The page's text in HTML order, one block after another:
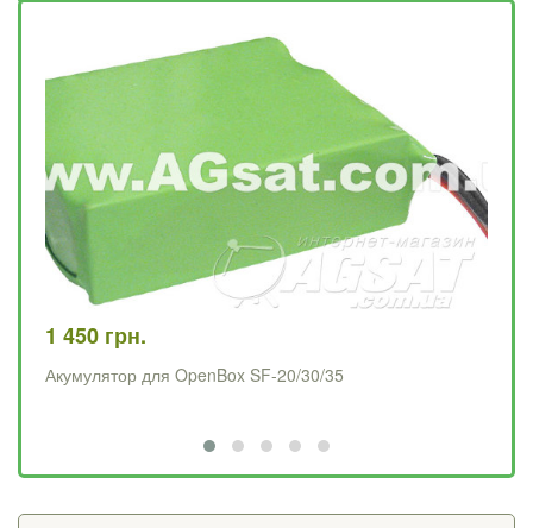
1 450 грн.
Акумулятор для OpenBox SF-20/30/35